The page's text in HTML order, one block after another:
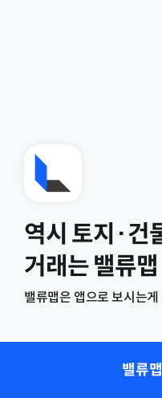
역시 토지·건
거래는 밸류맵
밸류맵은 앱으로 보시는
밸류